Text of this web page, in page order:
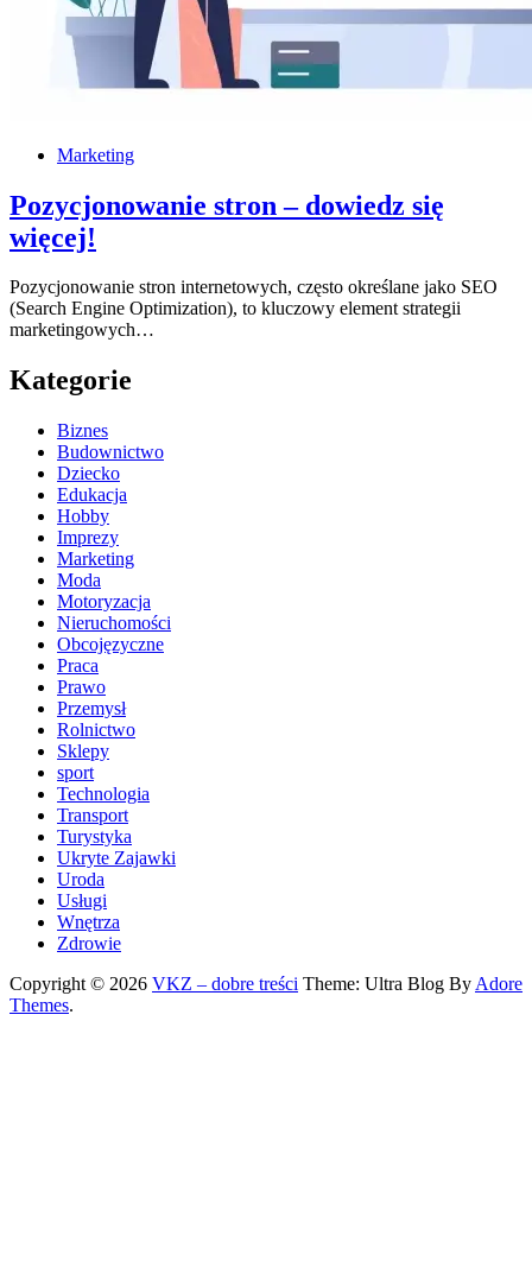
Marketing
Pozycjonowanie stron – dowiedz się
więcej!
Pozycjonowanie stron internetowych, często określane jako SEO
(Search Engine Optimization), to kluczowy element strategii
marketingowych…
Kategorie
Biznes
Budownictwo
Dziecko
Edukacja
Hobby
Imprezy
Marketing
Moda
Motoryzacja
Nieruchomości
Obcojęzyczne
Praca
Prawo
Przemysł
Rolnictwo
Sklepy
sport
Technologia
Transport
Turystyka
Ukryte Zajawki
Uroda
Usługi
Wnętrza
Zdrowie
Copyright © 2026 VKZ – dobre treści Theme: Ultra Blog By Adore
Themes.